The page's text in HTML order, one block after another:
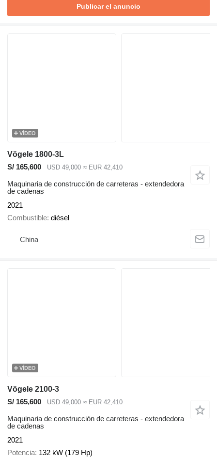
Publicar el anuncio
VÍDEO
Vögele 1800-3L
S/ 165,600
USD 49,000 ≈ EUR 42,410
Maquinaria de construcción de carreteras - extendedora
de cadenas
2021
Combustible diésel
China
VÍDEO
Vögele 2100-3
S/ 165,600
USD 49,000 ≈ EUR 42,410
Maquinaria de construcción de carreteras - extendedora
de cadenas
2021
Potencia 132 kW (179 Hp)